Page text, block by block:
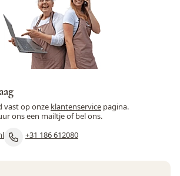
Geen 18, geen alcohol
Alcoholconsumptie schaadt
de zwangerschap
vast op onze klantenservice pagina.
ons een mailtje of bel ons.
+31 186 612080